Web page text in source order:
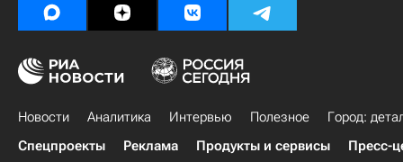
Новости Аналитика Интервью Полезное
Город:
Спецпроекты
Реклама Продукты и сервисы Пресс-